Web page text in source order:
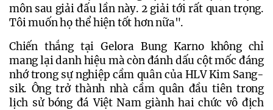
môn sau giải đấu lần này. 2 giải tới rất quan trọng.
Tôi muốn họ thể hiện tốt hơn nữa".
Chiến thắng tại Gelora Bung Karno không chỉ
mang lại danh hiệu mà còn đánh dấu cột mốc đáng
nhớ trong sự nghiệp cầm quân của HLV Kim Sang-
sik. Ông trở thành nhà cầm quân đầu tiên trong
lịch sử bóng đá Việt Nam giành hai chức vô địch